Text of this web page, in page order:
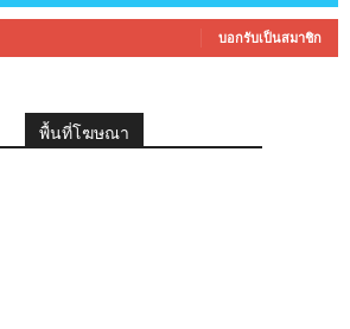
บอกรับเป็นสมาชิก
พื้นที่โฆษณา